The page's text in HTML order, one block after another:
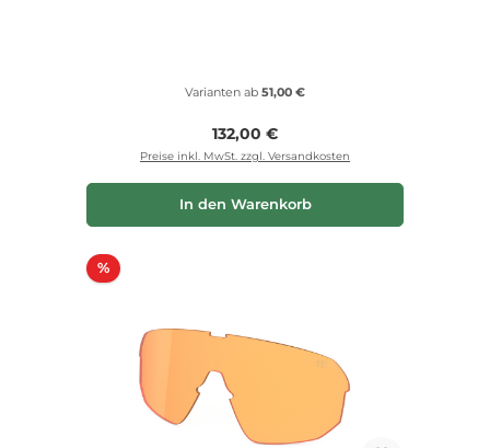
Varianten ab 51,00 €
Regulärer Preis:
132,00 €
Preise inkl. MwSt. zzgl. Versandkosten
In den Warenkorb
%Rabatt